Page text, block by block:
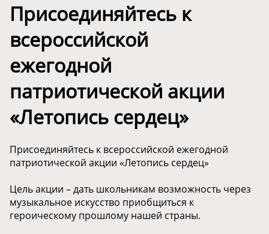
Присоединяйтесь к
всероссийской
ежегодной
патриотической акции
«Летопись сердец»
Присоединяйтесь к всероссийской ежегодной
патриотической акции «Летопись сердец»
Цель акции – дать школьникам возможность через
музыкальное искусство приобщиться к
героическому прошлому нашей страны.